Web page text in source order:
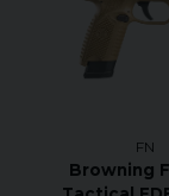
FN
Browning